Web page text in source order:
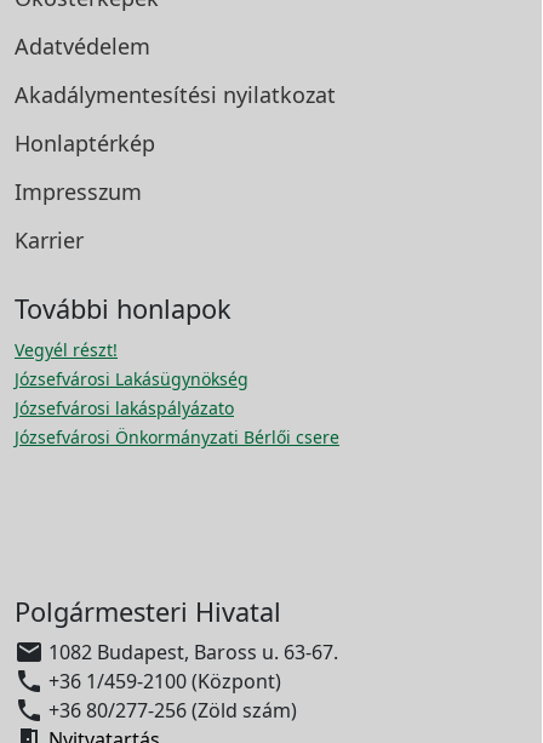
Adatvédelem
Akadálymentesítési nyilatkozat
Honlaptérkép
Impresszum
Karrier
További honlapok
Vegyél részt!
Józsefvárosi Lakásügynökség
Józsefvárosi lakáspályázato
Józsefvárosi Önkormányzati Bérlői csere
Polgármesteri Hivatal
 1082 Budapest, Baross u. 63-67.
 +36 1/459-2100 (Központ)
 +36 80/277-256 (Zöld szám)